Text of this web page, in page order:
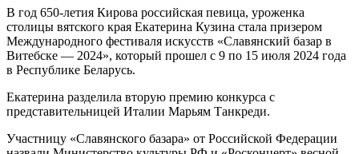
В год 650-летия Кирова российская певица, уроженка
столицы вятского края Екатерина Кузина стала призером
Международного фестиваля искусств «Славянский базар в
Витебске — 2024», который прошел с 9 по 15 июля 2024 года
в Республике Беларусь.
Екатерина разделила вторую премию конкурса с
представительницей Италии Марьям Танкреди.
Участницу «Славянского базара» от Российской Федерации